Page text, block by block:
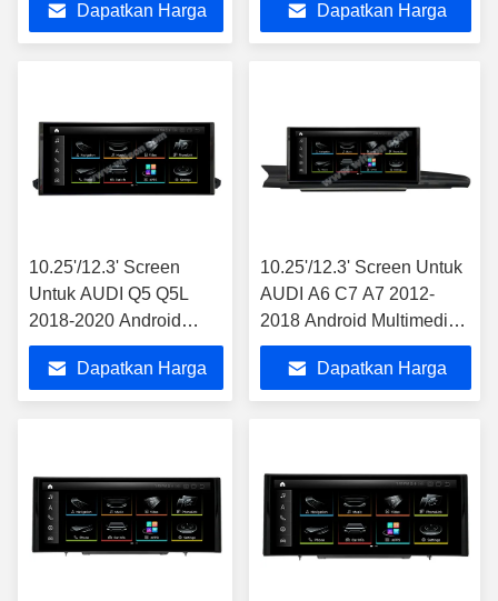
PlayerDapatkan Harga
Dapatkan Harga
10.25'/12.3' Screen
Untuk AUDI Q5 Q5L
2018-2020 Android
Multimedia Player
Dapatkan Harga
10.25'/12.3' Screen Untuk
AUDI A6 C7 A7 2012-
2018 Android Multimedia
Player
Dapatkan Harga